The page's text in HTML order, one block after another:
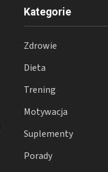
Kategorie
Zdrowie
Dieta
Trening
Motywacja
Suplementy
Porady